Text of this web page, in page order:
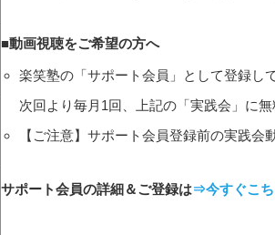
■動画視聴をご希望の方へ
楽笑塾の「サポート会員」として登録し
次回より毎月1回、上記の「実践会」に
【ご注意】サポート会員登録前の実践会
サポート会員の詳細＆ご登録は⇒今すぐこ